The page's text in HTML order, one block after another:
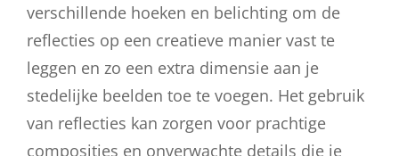
verschillende hoeken en belichting om de
reflecties op een creatieve manier vast te
leggen en zo een extra dimensie aan je
stedelijke beelden toe te voegen. Het gebruik
van reflecties kan zorgen voor prachtige
composities en onverwachte details die je